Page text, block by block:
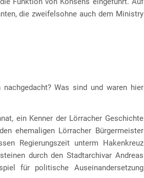
die zweifelsohne auch dem Ministry
Was sind und waren hier
ein Kenner der Lörracher Geschichte
ehemaligen Lörracher Bürgermeister
Regierungszeit unterm Hakenkreuz
durch den Stadtarchivar Andreas
für politische Auseinandersetzung